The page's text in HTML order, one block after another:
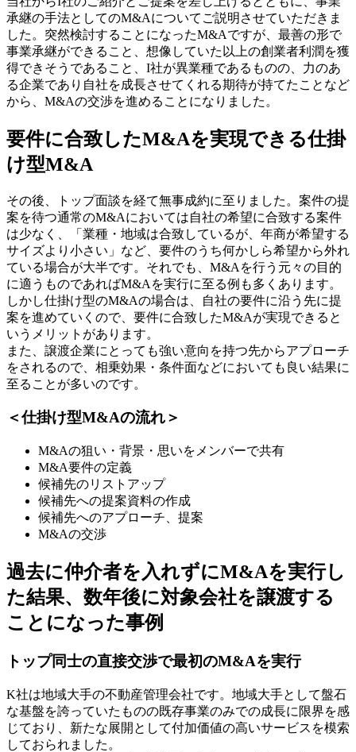
承継の手法としてのM&Aについてご説明させていただきま
した。突然検討することになったM&Aですが、最善の形で
事業承継ができること、想像していた以上の創業者利潤を獲
得できそうであること、I社が異業種であるものの、力のあ
る企業であり自社を成長させてくれる期待が持てたことなど
から、M&Aの交渉を進めることになりました。
要件に合致したM&Aを実現できる仕掛
け型M&A
その後、トップ面談を経て無事成約に至りました。案件の提
案を待つ通常のM&Aにおいては自社の希望に合致する案件
は少なく、「業種・地域は合致しているが、年商が希望する
サイズより小さい」など、要件のうち何かしら希望から外れ
ている場合が大半です。それでも、M&Aを行う元々の目的
に適うものであればM&Aを実行に至る例も多くあります。
しかし仕掛け型のM&Aの場合は、自社の要件に沿う先に提
案を進めていくので、要件に合致したM&Aが実現できると
いうメリットがあります。
また、譲渡企業にとっても強い意向を持つ先からアプローチ
をされるので、相乗効果・条件面などにおいても良い結果に
至ることが多いのです。
＜仕掛け型M&Aの流れ＞
M&Aの狙い・背景・思いをメンバーで共有
M&A要件の定義
候補先のリストアップ
候補先への提案資料の作成
候補先へのアプローチ、提案
M&Aの交渉
過去に仲介者を入れずにM&Aを実行し
た結果、数年後に対象会社を譲渡する
ことになった事例
トップ同士の直接交渉で最初のM&Aを実行
K社は地域大手の不動産管理会社です。地域大手として盤石
な基盤を誇っていたものの既存事業のみでの成長に限界を感
じており、新たな展開として付加価値の高いサービスを模索
しておられました。